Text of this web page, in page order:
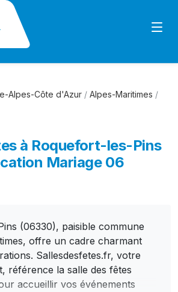
Alpes-Côte d'Azur / Alpes-Maritimes /
à Roquefort-les-Pins
Mariage 06
(06330), paisible commune
offre un cadre charmant
Sallesdesfetes.fr, votre
référence la salle des fêtes
accueillir vos événements